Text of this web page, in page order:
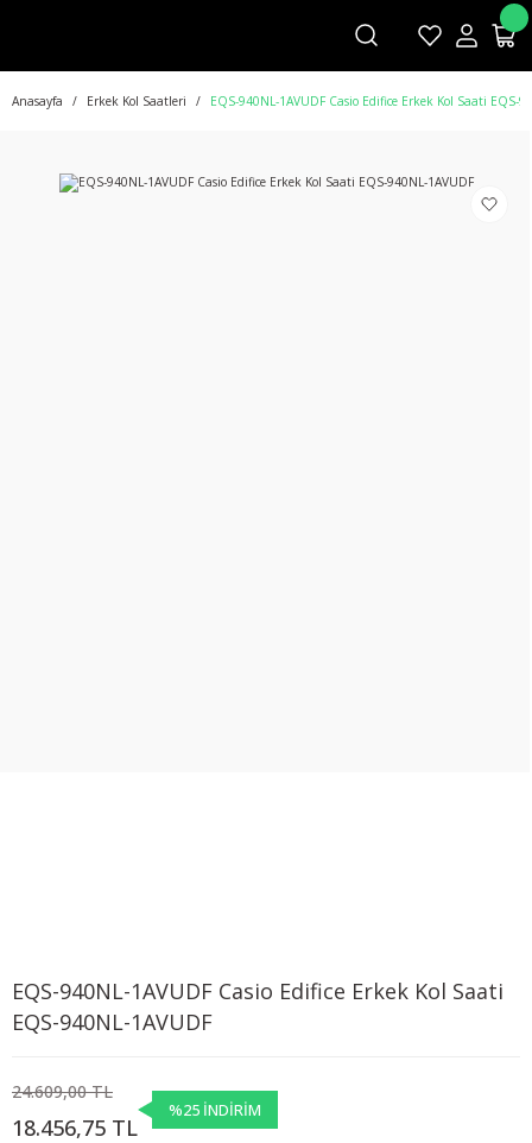
Anasayfa Erkek Kol Saatleri EQS-940NL-1AVUDF Casio Edifice Erkek Kol Saati EQS-
EQS-940NL-1AVUDF Casio Edifice Erkek Kol Saati
EQS-940NL-1AVUDF
24.609,00 TL
18.456,75 TL
%25 İNDİRİM